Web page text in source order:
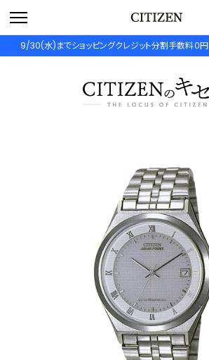
9/30(水)までショッピングクレジット分割手数料０円